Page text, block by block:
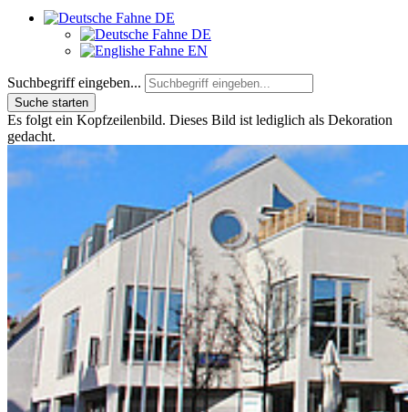
DE
DE
EN
Suchbegriff eingeben...
Suche starten
Es folgt ein Kopfzeilenbild. Dieses Bild ist lediglich als Dekoration
gedacht.